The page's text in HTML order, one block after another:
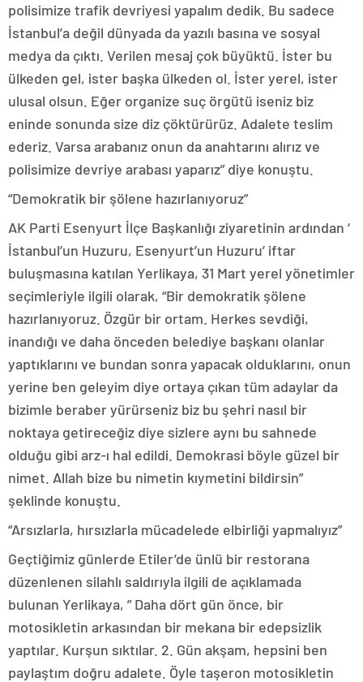
polisimize trafik devriyesi yapalım dedik. Bu sadece
İstanbul’a değil dünyada da yazılı basına ve sosyal
medya da çıktı. Verilen mesaj çok büyüktü. İster bu
ülkeden gel, ister başka ülkeden ol. İster yerel, ister
ulusal olsun. Eğer organize suç örgütü iseniz biz
eninde sonunda size diz çöktürürüz. Adalete teslim
ederiz. Varsa arabanız onun da anahtarını alırız ve
polisimize devriye arabası yaparız” diye konuştu.
“Demokratik bir şölene hazırlanıyoruz”
AK Parti Esenyurt İlçe Başkanlığı ziyaretinin ardından ‘
İstanbul’un Huzuru, Esenyurt’un Huzuru’ iftar
buluşmasına katılan Yerlikaya, 31 Mart yerel yönetimler
seçimleriyle ilgili olarak, “Bir demokratik şölene
hazırlanıyoruz. Özgür bir ortam. Herkes sevdiği,
inandığı ve daha önceden belediye başkanı olanlar
yaptıklarını ve bundan sonra yapacak olduklarını, onun
yerine ben geleyim diye ortaya çıkan tüm adaylar da
bizimle beraber yürürseniz biz bu şehri nasıl bir
noktaya getireceğiz diye sizlere aynı bu sahnede
olduğu gibi arz-ı hal edildi. Demokrasi böyle güzel bir
nimet. Allah bize bu nimetin kıymetini bildirsin”
şeklinde konuştu.
“Arsızlarla, hırsızlarla mücadelede elbirliği yapmalıyız”
Geçtiğimiz günlerde Etiler’de ünlü bir restorana
düzenlenen silahlı saldırıyla ilgili de açıklamada
bulunan Yerlikaya, ” Daha dört gün önce, bir
motosikletin arkasından bir mekana bir edepsizlik
yaptılar. Kurşun sıktılar. 2. Gün akşam, hepsini ben
paylaştım doğru adalete. Öyle taşeron motosikletin